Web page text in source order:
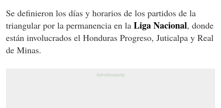
Se definieron los días y horarios de los partidos de la
triangular por la permanencia en la Liga Nacional, donde
están involucrados el Honduras Progreso, Juticalpa y Real
de Minas.